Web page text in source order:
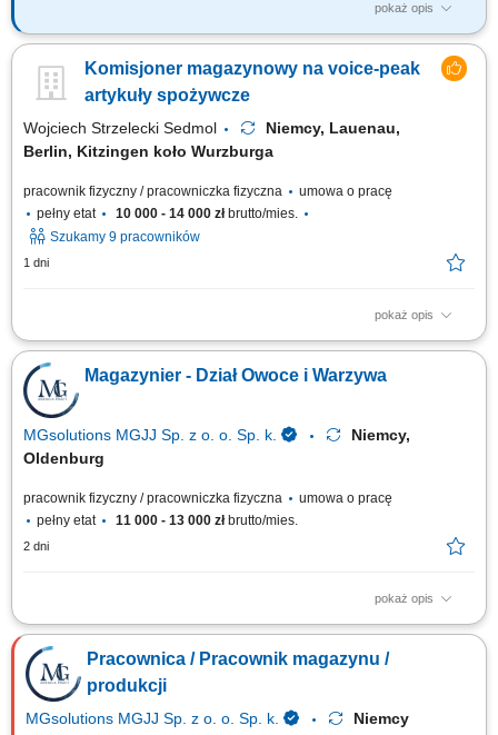
pokaż opis
Zadania: prace magazynowe (komisjonowanie, pakowanie,
załadunek i rozładunek samochodów ciężarowych; sporządzanie i
kontrola dokumentów wysyłkowych; montaż elementów wózków
Komisjoner magazynowy na voice-peak
artykuły spożywcze
Wojciech Strzelecki Sedmol
Niemcy, Lauenau,
Berlin, Kitzingen koło Wurzburga
pracownik fizyczny / pracowniczka fizyczna
umowa o pracę
pełny etat
10 000 - 14 000 złbrutto/mies.
Szukamy 9 pracowników
1 dni
pokaż opis
Opis stanowiska: Zbieranie towaru w magazynie; Poruszanie się na
małym wózku elektrycznym; Wożenie za sobą palety, na której układamy
zebrany towar wg pozycji usłyszanej w słuchawce; Praca w dziale
owoców i warzyw (od poniedziałku do niedzieli, sobota wolna + 1 dzień w
tygodniu,...
Magazynier - Dział Owoce i Warzywa
MGsolutions MGJJ Sp. z o. o. Sp. k.
Niemcy,
Oldenburg
pracownik fizyczny / pracowniczka fizyczna
umowa o pracę
pełny etat
11 000 - 13 000 złbrutto/mies.
2 dni
pokaż opis
Opis stanowiska Realizacja zamówień (Order Picker, Komisjonowanie) w
dziale Obst und Gemuse (owoce i warzywa) - możliwość pracy na
systemie w języku polskim. Opieka polskojęzycznego Koordynatora i
szkoleniowca! Układanie towaru; Kontrola jakości; Inne proste prace na
terenie magazynu;
Pracownica / Pracownik magazynu /
produkcji
MGsolutions MGJJ Sp. z o. o. Sp. k.
Niemcy